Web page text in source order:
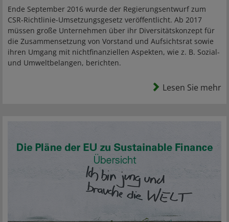
Ende September 2016 wurde der Regierungsentwurf zum
CSR-Richtlinie-Umsetzungsgesetz veröffentlicht. Ab 2017
müssen große Unternehmen über ihr Diversitätskonzept für
die Zusammensetzung von Vorstand und Aufsichtsrat sowie
ihren Umgang mit nichtfinanziellen Aspekten, wie z. B. Sozial-
und Umweltbelangen, berichten.
Lesen Sie mehr